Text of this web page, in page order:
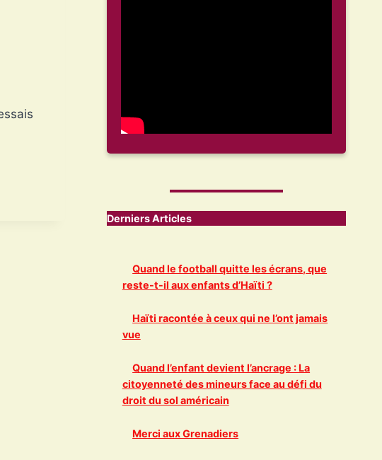
Derniers Articles
Quand le football quitte les écrans, que
reste-t-il aux enfants d’Haïti ?
Haïti racontée à ceux qui ne l’ont jamais
vue
Quand l’enfant devient l’ancrage : La
citoyenneté des mineurs face au défi du
droit du sol américain
Merci aux Grenadiers